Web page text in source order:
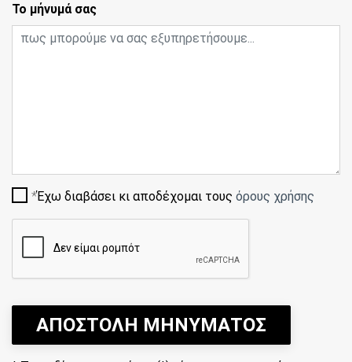
Το μήνυμά σας
Έχω διαβάσει κι αποδέχομαι τους όρους χρήσης
ΑΠΟΣΤΟΛΗ ΜΗΝΥΜΑΤΟΣ